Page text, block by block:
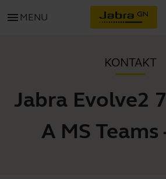
menu MENU
KONTAKT
Jabra Evolve2
A MS Teams